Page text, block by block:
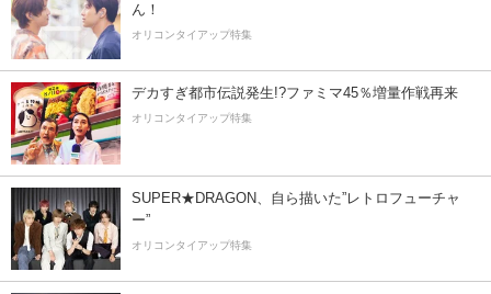
ん！
オリコンタイアップ特集
デカすぎ都市伝説発生!?ファミマ45％増量作戦再来
オリコンタイアップ特集
SUPER★DRAGON、自ら描いた”レトロフューチャ
ー”
オリコンタイアップ特集